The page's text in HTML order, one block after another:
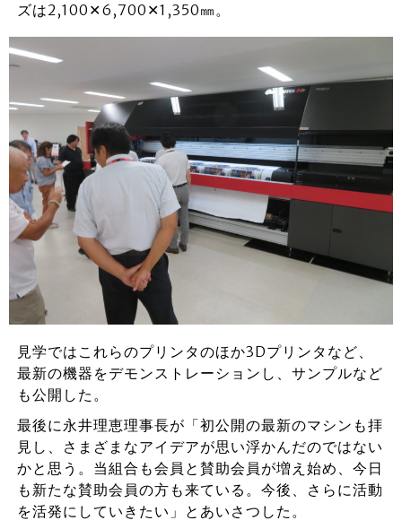
ズは2,100✕6,700✕1,350㎜。
見学ではこれらのプリンタのほか3Dプリンタなど、
最新の機器をデモンストレーションし、サンプルなど
も公開した。
最後に永井理恵理事長が「初公開の最新のマシンも拝
見し、さまざまなアイデアが思い浮かんだのではない
かと思う。当組合も会員と賛助会員が増え始め、今日
も新たな賛助会員の方も来ている。今後、さらに活動
を活発にしていきたい」とあいさつした。